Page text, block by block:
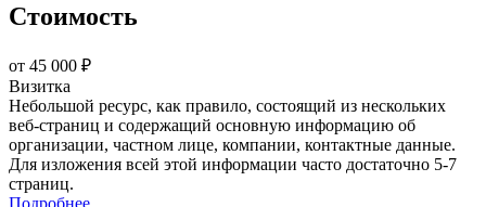
Стоимость
от 45 000 ₽
Визитка
Небольшой ресурс, как правило, состоящий из нескольких
веб-страниц и содержащий основную информацию об
организации, частном лице, компании, контактные данные.
Для изложения всей этой информации часто достаточно 5-7
страниц.
Подробнее